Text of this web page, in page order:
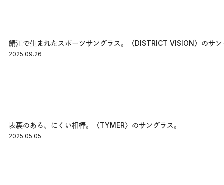
鯖江で生まれたスポーツサングラス。〈DISTRICT VISION〉のサン
2025.09.26
表裏のある、にくい相棒。〈TYMER〉のサングラス。
2025.05.05